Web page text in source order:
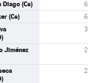
Diago (Cs) 6
(Cs) 6
3
Jiménez
2
2